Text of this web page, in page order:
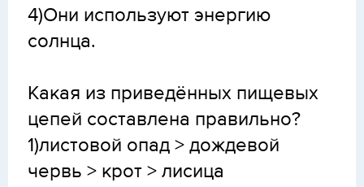
4)Они используют энергию
солнца.
Какая из приведённых пищевых
цепей составлена правильно?
1)листовой опад > дождевой
червь > крот > лисица